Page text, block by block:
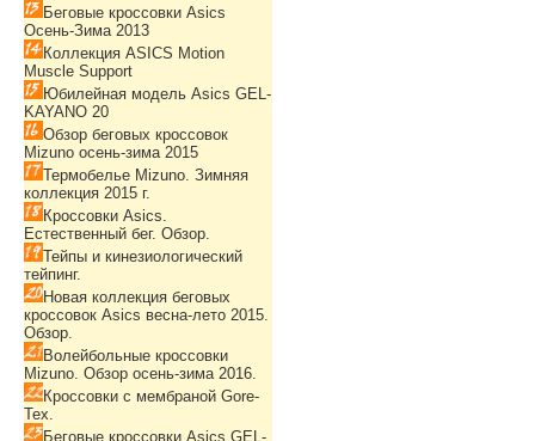
Беговые кроссовки Asics
Осень-Зима 2013
Коллекция ASICS Motion
Muscle Support
Юбилейная модель Asics GEL-
KAYANO 20
Обзор беговых кроссовок
Mizuno осень-зима 2015
Термобелье Mizuno. Зимняя
коллекция 2015 г.
Кроссовки Asics.
Естественный бег. Обзор.
Тейпы и кинезиологический
тейпинг.
Новая коллекция беговых
кроссовок Asics весна-лето 2015.
Обзор.
Волейбольные кроссовки
Mizuno. Обзор осень-зима 2016.
Кроссовки с мембраной Gore-
Tex.
Беговые кроссовки Asics GEL-